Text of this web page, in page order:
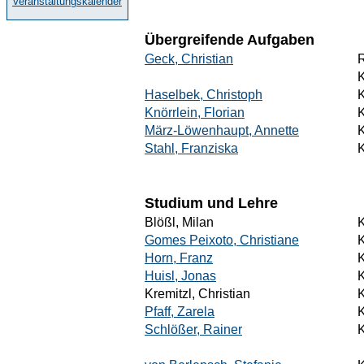
Übergreifende Aufgaben
Geck, Christian
Haselbek, Christoph
Knörrlein, Florian
März-Löwenhaupt, Annette
Stahl, Franziska
Studium und Lehre
Blößl, Milan
Gomes Peixoto, Christiane
Horn, Franz
Huisl, Jonas
Kremitzl, Christian
Pfaff, Zarela
Schlößer, Rainer